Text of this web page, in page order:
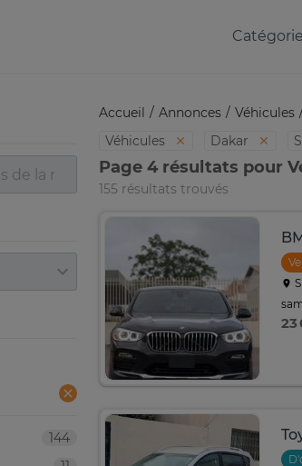
Accueil Annonces Véhicules
Véhicules
Dakar
Page 4 résultats pour
155 résultats trouvés
23
144